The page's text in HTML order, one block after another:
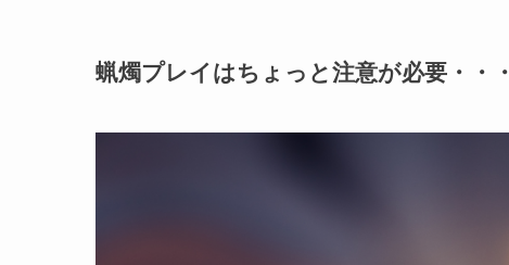
蝋燭プレイはちょっと注意が必要・・・